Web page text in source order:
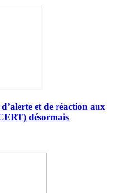
et de réaction aux
désormais